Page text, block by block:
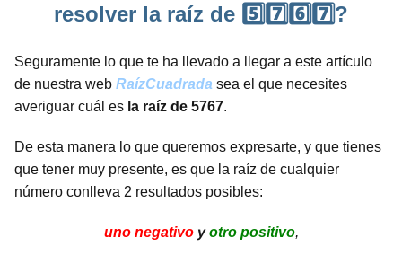
resolver la raíz de 5️⃣7️⃣6️⃣7️⃣?
Seguramente lo que te ha llevado a llegar a este artículo
de nuestra web RaízCuadrada sea el que necesites
averiguar cuál es la raíz de 5767.
De esta manera lo que queremos expresarte, y que tienes
que tener muy presente, es que la raíz de cualquier
número conlleva 2 resultados posibles:
uno negativoyotro positivo,